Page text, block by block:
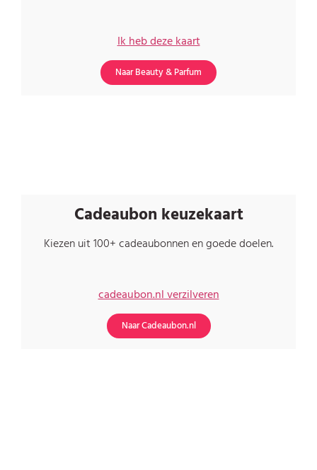
Ik heb deze kaart
Naar Beauty & Parfum
Cadeaubon keuzekaart
Kiezen uit 100+ cadeaubonnen en goede doelen.
cadeaubon.nl verzilveren
Naar Cadeaubon.nl